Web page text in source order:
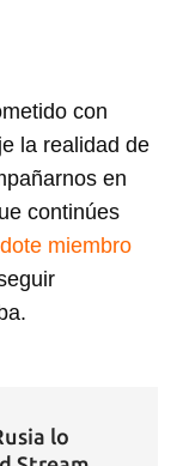
con
la realidad de
en
continúes
miembro
lo